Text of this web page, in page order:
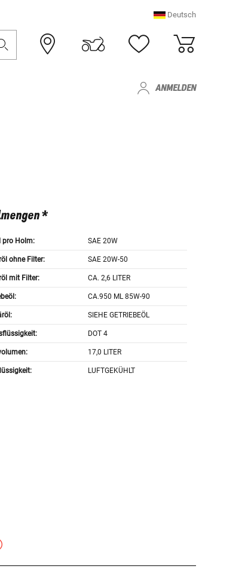
Deutsch
ANMELDEN
*
pro Holm: SAE 20W
ohne Filter: SAE 20W-50
mit Filter: CA. 2,6 LITER
CA.950 ML 85W-90
SIEHE GETRIEBEÖL
DOT 4
17,0 LITER
LUFTGEKÜHLT